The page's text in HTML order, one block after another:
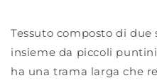
Tessuto composto di
insieme da piccoli
ha una trama larga che